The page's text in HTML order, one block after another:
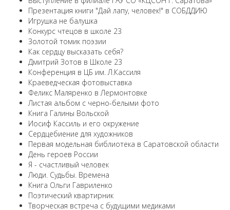
Презентация книги "Дай лапу, человек!" в СОБДДИЮ
Игрушка не балушка
Конкурс чтецов в школе 23
Золотой томик поэзии
Как сердцу высказать себя?
Дмитрий Зотов в Школе 23
Конференция в ЦБ им. Л.Кассиля
Краеведческая фотовыставка
Феликс Маляренко в Лермонтовке
Листая альбом с черно-белыми фото
Книга Галины Вольской
Иосиф Кассиль и его окружение
Сердцебиение для художников
Первая модельная библиотека в Саратовской области
День героев России
Я - счастливый человек
Люди. Судьбы. Времена
Книга Ольги Гавриленко
Поэтический квартирник
Творческая встреча с будущими медиками